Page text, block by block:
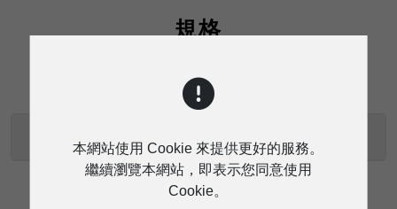
規格
本網站使用 Cookie 來提供更好的服務。
繼續瀏覽本網站，即表示您同意使用
Cookie。